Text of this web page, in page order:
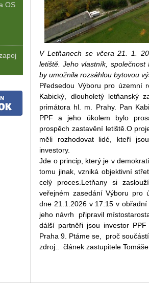
V Letňanech se včera 21. 1.
letiště. Jeho vlastník,
by umožnila rozsáhlou bytovou
Předsedou Výboru pro územní
Kabický, dlouholetý letňanský
primátora hl. m. Prahy. Pan
PPF a jeho úkolem bylo
prospěch zastavění letiště.O
měli rozhodovat lidé, kteří
investory.
Jde o princip, který je v
tomu jinak, vzniká objektivní
celý proces.Letňany si
veřejném zasedání Výboru pro
dne 21.1.2026 v 17:15 v
jeho návrh připravil
dálší partněři jsou investor
Praha 9. Ptáme se, proč
zdroj:. článek zastupitele
OS